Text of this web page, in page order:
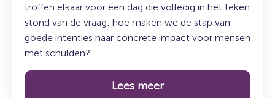
troffen elkaar voor een dag die volledig in het teken
stond van de vraag: hoe maken we de stap van
goede intenties naar concrete impact voor mensen
met schulden?
Lees meer